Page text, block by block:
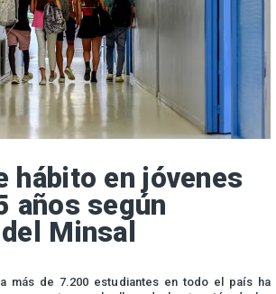
hábito en jóvenes
años según
Minsal
más de 7.200 estudiantes en todo el país ha